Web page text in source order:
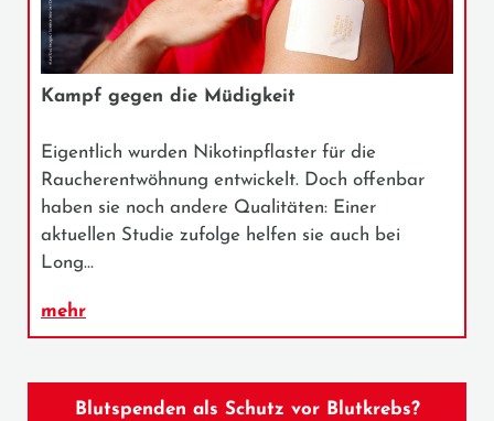
Kampf gegen die Müdigkeit
Eigentlich wurden Nikotinpflaster für die
Raucherentwöhnung entwickelt. Doch offenbar
haben sie noch andere Qualitäten: Einer
aktuellen Studie zufolge helfen sie auch bei
Long…
mehr
Blutspenden als Schutz vor Blutkrebs?